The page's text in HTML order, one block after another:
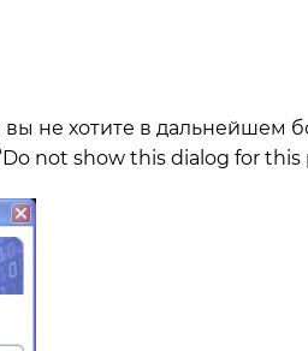
не хотите в дальнейшем
not show this dialog for this